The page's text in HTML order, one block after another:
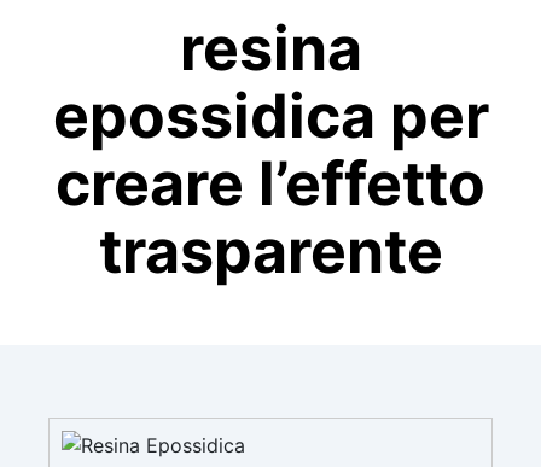
resina
epossidica per
creare l’effetto
trasparente